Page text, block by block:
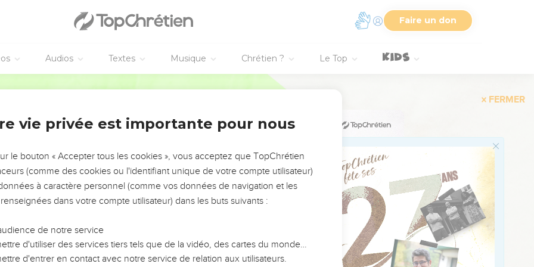
Faire un don
Audios Textes Musique Chrétien ? Le Top
! pas même de peur !
moment, mais trente-huit ans plus tard seulement. S'il la rappelle, c'est qu'elle lui
celle dont furent frappés tous les autres Israélites, et qu'elle eut une cause
foi. On sent parfaitement que, par la relation établie ici entre ces deux faits, le peuple
aussi il a contribué à cette défaillance de foi de ses chefs, résultat de la lassitude et de
eux par son incrédulité persistante. C'est donc avec raison qu'il peut dire : L'Eternel
de vous !
séjourné. Ces mots semblent superflus ; ils rappellent ce temps comme quelque
douloureusement senti. Voir une locution pareille9.25.
vie privée est importante pour nous
le bouton « Accepter tous les cookies », vous acceptez que TopChrétien
(comme des cookies ou l'identifiant unique de votre compte utilisateur)
à caractère personnel (comme vos données de navigation et les
dans votre compte utilisateur) dans les buts suivants :
de notre service
d'utiliser des services tiers tels que de la vidéo, des cartes du monde…
d'entrer en contact avec notre service de relation aux utilisateurs.